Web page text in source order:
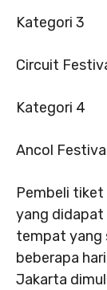
Kategori 3
Circuit
Kategori 4
Ancol
Pembeli
yang didapat
tempat yang
beberapa
Jakarta